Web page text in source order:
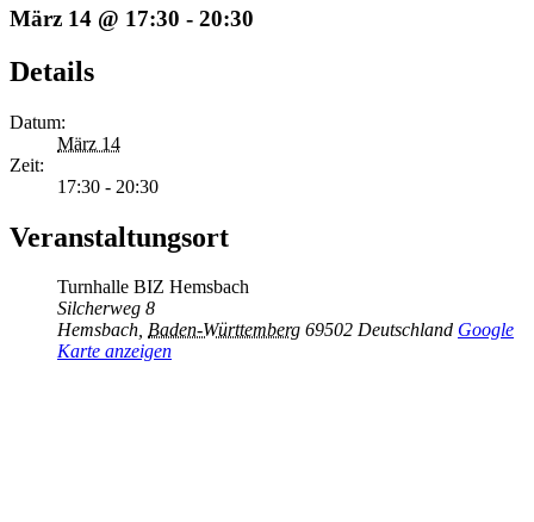
März 14 @ 17:30 - 20:30
Details
Datum:
März 14
Zeit:
17:30 - 20:30
Veranstaltungsort
Turnhalle BIZ Hemsbach
Silcherweg 8
Hemsbach, Baden-Württemberg 69502 Deutschland Google
Karte anzeigen